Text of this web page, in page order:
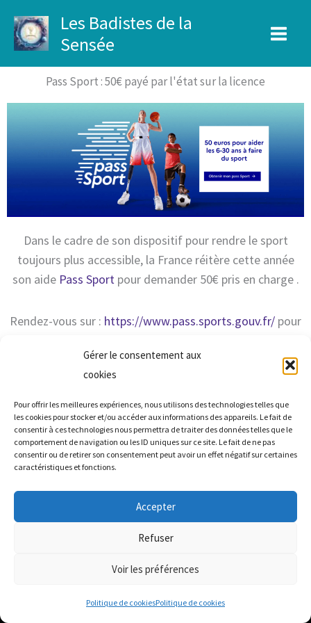
Gérer le consentement aux
cookies
Pour offrir les meilleures expériences, nous utilisons des technologies telles que
les cookies pour stocker et/ou accéder aux informations des appareils. Le fait de
consentir à ces technologies nous permettra de traiter des données telles que le
comportement de navigation ou les ID uniques sur ce site. Le fait de ne pas
consentir ou de retirer son consentement peut avoir un effet négatif sur certaines
caractéristiques et fonctions.
Accepter
Refuser
Voir les préférences
Politique de cookiesPolitique de cookies
contenu
Les Badistes de la
Sensée
Pass Sport : 50€ payé par l'état sur la licence
Dans le cadre de son dispositif pour rendre le sport
toujours plus accessible, la France réitère cette année
son aide Pass Sportpour demander 50€ pris en charge .
Rendez-vous sur : https://www.pass.sports.gouv.fr/ pour
avant le renouvellement de votre licence !
Copyright © 2026 Les Badistes de la Sensée